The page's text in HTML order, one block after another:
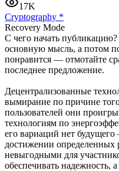
17K
Cryptography *
Recovery Mode
С чего начать
основную мысль, а потом
понравится — отмотайте
последнее предложение.
Децентрализованные
вымирание по причине
пользователей они
технологиям по
его вариаций нет
достижении определенных
невыгодными для
обеспечивать надежность,